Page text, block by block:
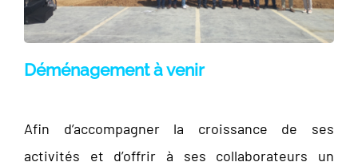
Déménagement à venir
Afin d’accompagner la croissance de ses
activités et d’offrir à ses collaborateurs un